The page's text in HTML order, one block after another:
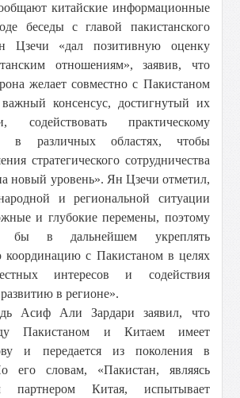
китайские информационные
беседы с главой пакистанского
Цзечи «дал позитивную оценку
отношениям», заявив, что
желает совместно с Пакистаном
важный консенсус, достигнутый их
содействовать практическому
в различных областях, чтобы
стратегического сотрудничества
новый уровень». Ян Цзечи отметил,
и региональной ситуации
и глубокие перемены, поэтому
бы в дальнейшем укреплять
координацию с Пакистаном в целях
интересов и содействия
в регионе».
Асиф Али Зардари заявил, что
Пакистаном и Китаем имеет
и передается из поколения в
его словам, «Пакистан, являясь
партнером Китая, испытывает